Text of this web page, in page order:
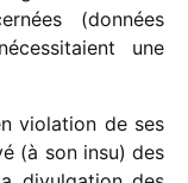
(données
une
viola­tion de ses
(à son insu) des